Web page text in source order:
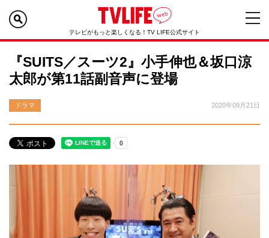
テレビがもっと楽しくなる！TV LIFE公式サイト
『SUITS／スーツ2』小手伸也＆坂口涼
太郎が第11話副音声に登場
ドラマ 2020年09月21日